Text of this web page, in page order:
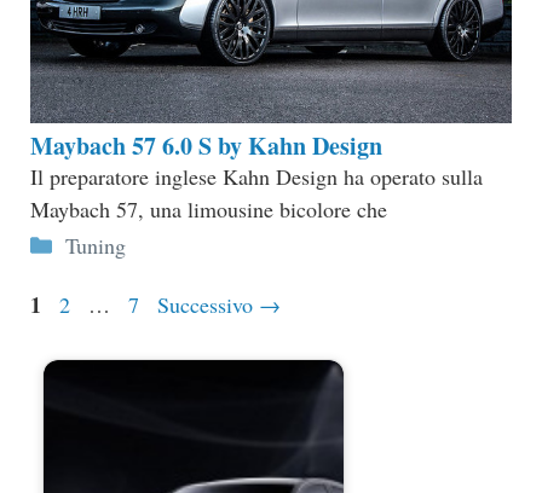
Maybach 57 6.0 S by Kahn Design
Il preparatore inglese Kahn Design ha operato sulla
Maybach 57, una limousine bicolore che
Categorie
Tuning
Pagina
1 Pagina
2 … Pagina
7 Successivo →